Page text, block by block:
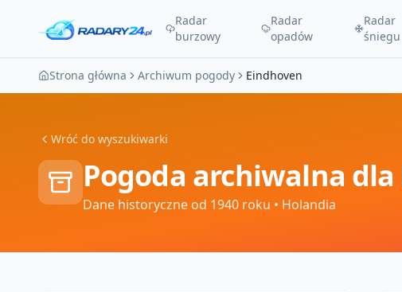
Radar
burzowy
Radar
opadów
Radar
śniegu
Strona główna Archiwum pogody Eindhoven
Wróć do wyszukiwarki
Pogoda archiwalna dla
Dane historyczne od 1940 roku • Holandia